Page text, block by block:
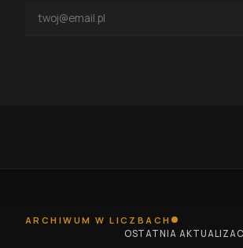
ARCHIWUM W LICZBACH
OSTATNIA